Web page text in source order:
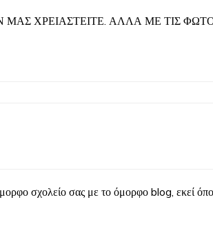
ΧΡΕΙΑΣΤΕΙΤΕ. ΑΛΛΑ ΜΕ ΤΙΣ
σχολείο σας με το όμορφο blog, εκεί